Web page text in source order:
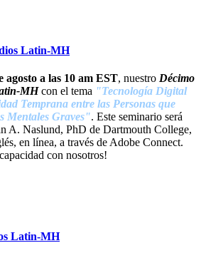
Latin-MH
agosto a las 10 am EST, nuestro Décimo
MHcon el tema "Tecnología Digital
Temprana entre las Personas que
Mentales Graves". Este seminario será
A. Naslund, PhD de Dartmouth College,
en línea, a través de Adobe Connect.
con nosotros!
Latin-MH